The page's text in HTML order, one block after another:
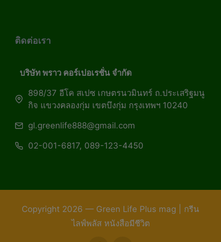
ติดต่อเรา
บริษัท พราว คอร์เปอเรชั่น จำกัด
898/37 อีโค สเปซ เกษตรนวมินทร์ ถ.ประเสริฐมนู
กิจ แขวงคลองกุ่ม เขตบึงกุ่ม กรุงเทพฯ 10240
gl.greenlife888@gmail.com
02-001-6817, 089-123-4450
Copyright 2026 — Green Life Plus mag | กรีน
ไลฟ์พลัส หนังสือมีชีวิต